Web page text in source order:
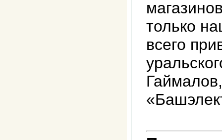
только
всего